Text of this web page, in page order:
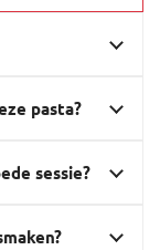
pasta?
sessie?